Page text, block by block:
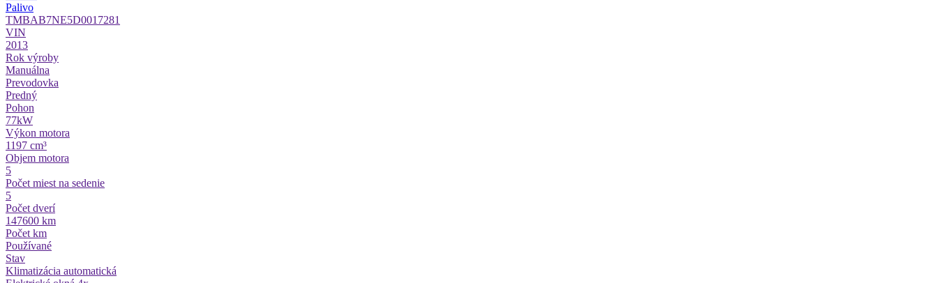
Palivo
TMBAB7NE5D0017281
VIN
2013
Rok výroby
Manuálna
Prevodovka
Predný
Pohon
77kW
Výkon motora
1197 cm³
Objem motora
5
Počet miest na sedenie
5
Počet dverí
147600 km
Počet km
Používané
Stav
Klimatizácia automatická